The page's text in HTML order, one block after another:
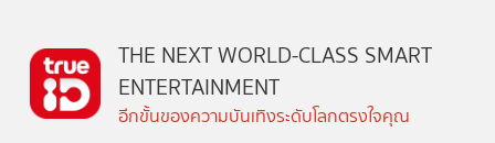
THE NEXT WORLD-CLASS SMART
ENTERTAINMENT
อีกขั้นของความบันเทิงระดับโลกตรงใจคุณ